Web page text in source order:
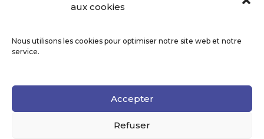
aux cookies
Nous utilisons les cookies pour optimiser notre site web et notre
service.
Accepter
Refuser
08h30-12h00 et 13h30-18h30